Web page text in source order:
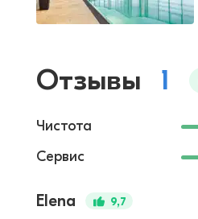
Отзывы 1
Чистота
Сервис
Elena 9,7